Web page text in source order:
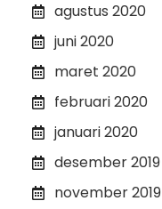
agustus 2020
juni 2020
maret 2020
februari 2020
januari 2020
desember 2019
november 2019